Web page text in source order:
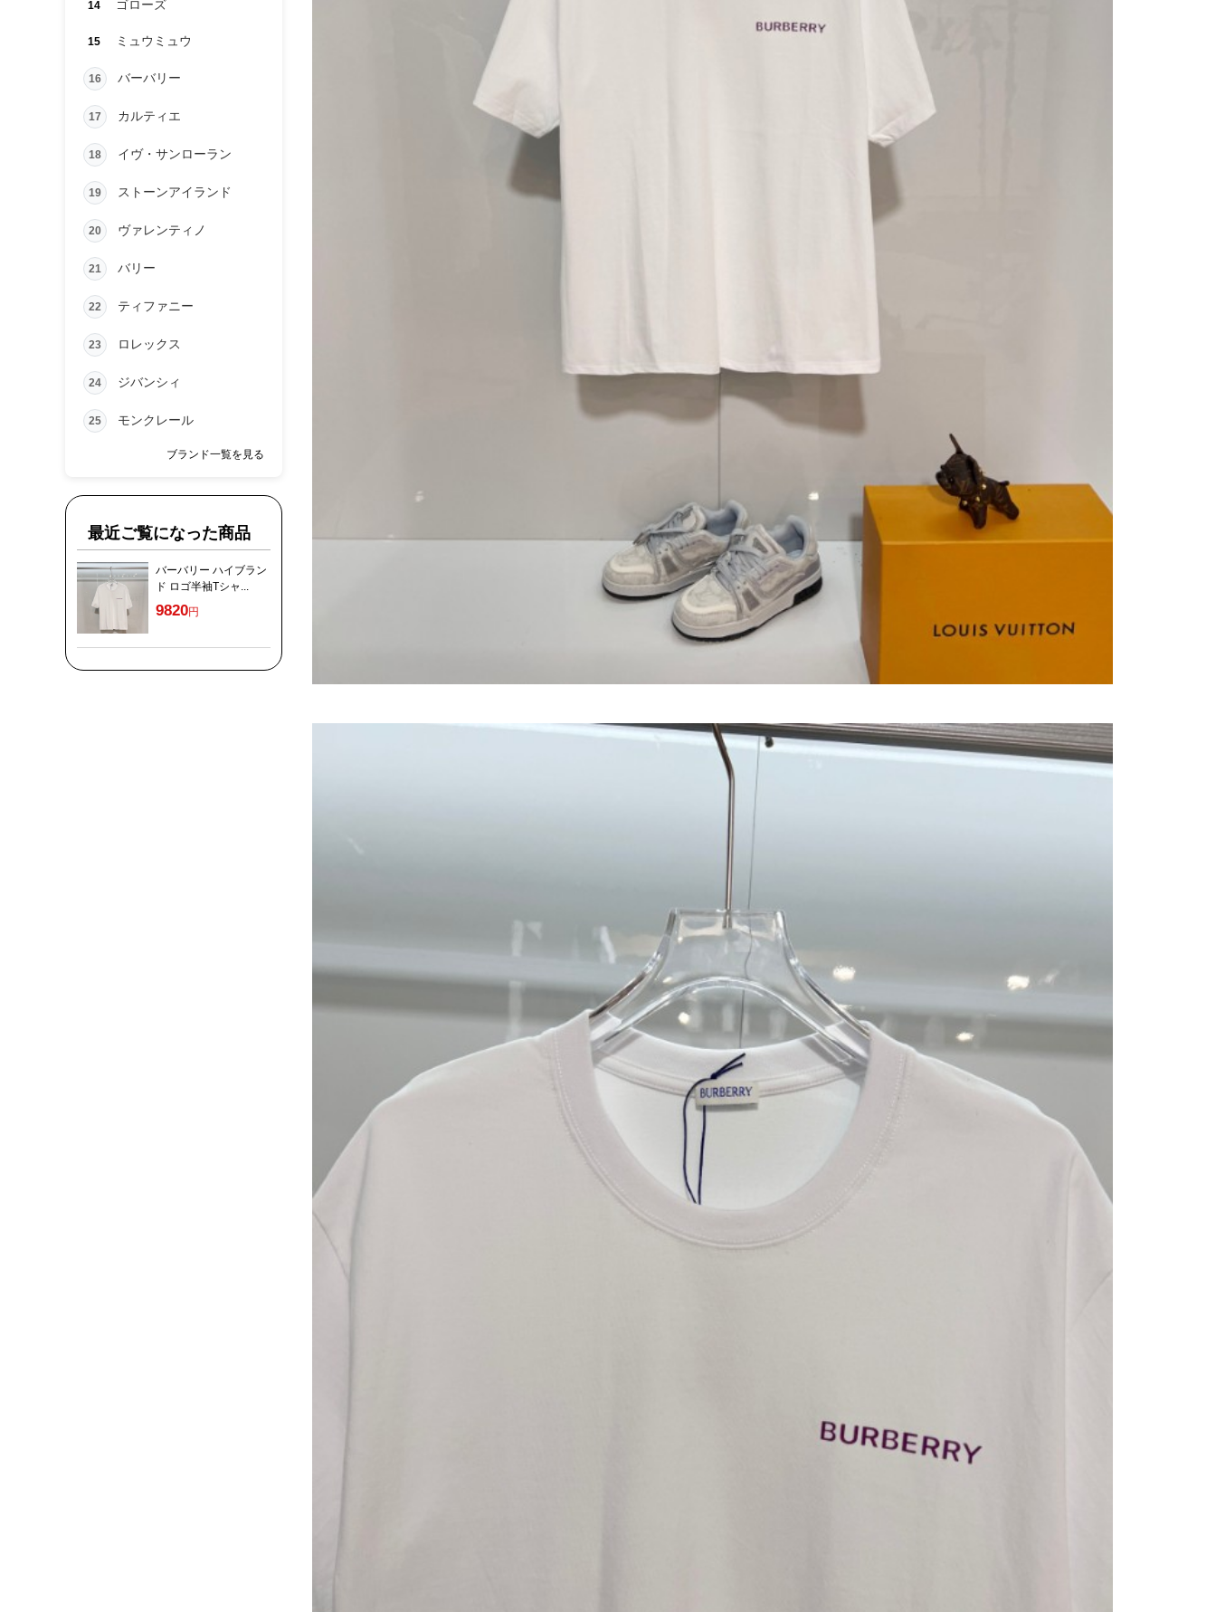
14 ゴローズ
15 ミュウミュウ
16 バーバリー
17 カルティエ
18 イヴ・サンローラン
19 ストーンアイランド
20 ヴァレンティノ
21 バリー
22 ティファニー
23 ロレックス
24 ジバンシィ
25 モンクレール
ブランド一覧を見る
最近ご覧になった商品
バーバリー ハイブラン
ド ロゴ半袖Tシャ...
9820円